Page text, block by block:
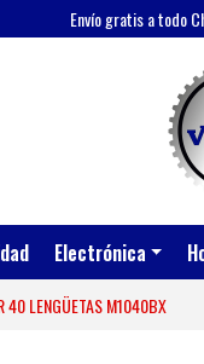
Envío gratis a todo
Electrónica
40 LENGÜETAS M1040BX